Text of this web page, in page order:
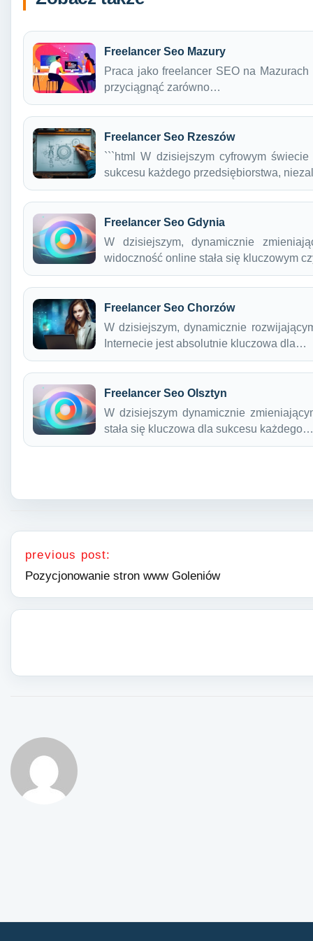
Freelancer Seo Mazury
Praca jako freelancer SEO na
przyciągnąć zarówno…
Freelancer Seo Rzeszów
```html W dzisiejszym cyfrowym
sukcesu każdego przedsiębiorstwa,
Freelancer Seo Gdynia
W dzisiejszym, dynamicznie
widoczność online stała się kluczowym
Freelancer Seo Chorzów
W dzisiejszym, dynamicznie
Internecie jest absolutnie kluczowa dla…
Freelancer Seo Olsztyn
W dzisiejszym dynamicznie
stała się kluczowa dla sukcesu każdego…
Nawigacja wpisu
previous post:
Pozycjonowanie stron www Goleniów